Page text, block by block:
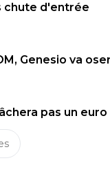
chute d'entrée
Genesio va
pas un euro